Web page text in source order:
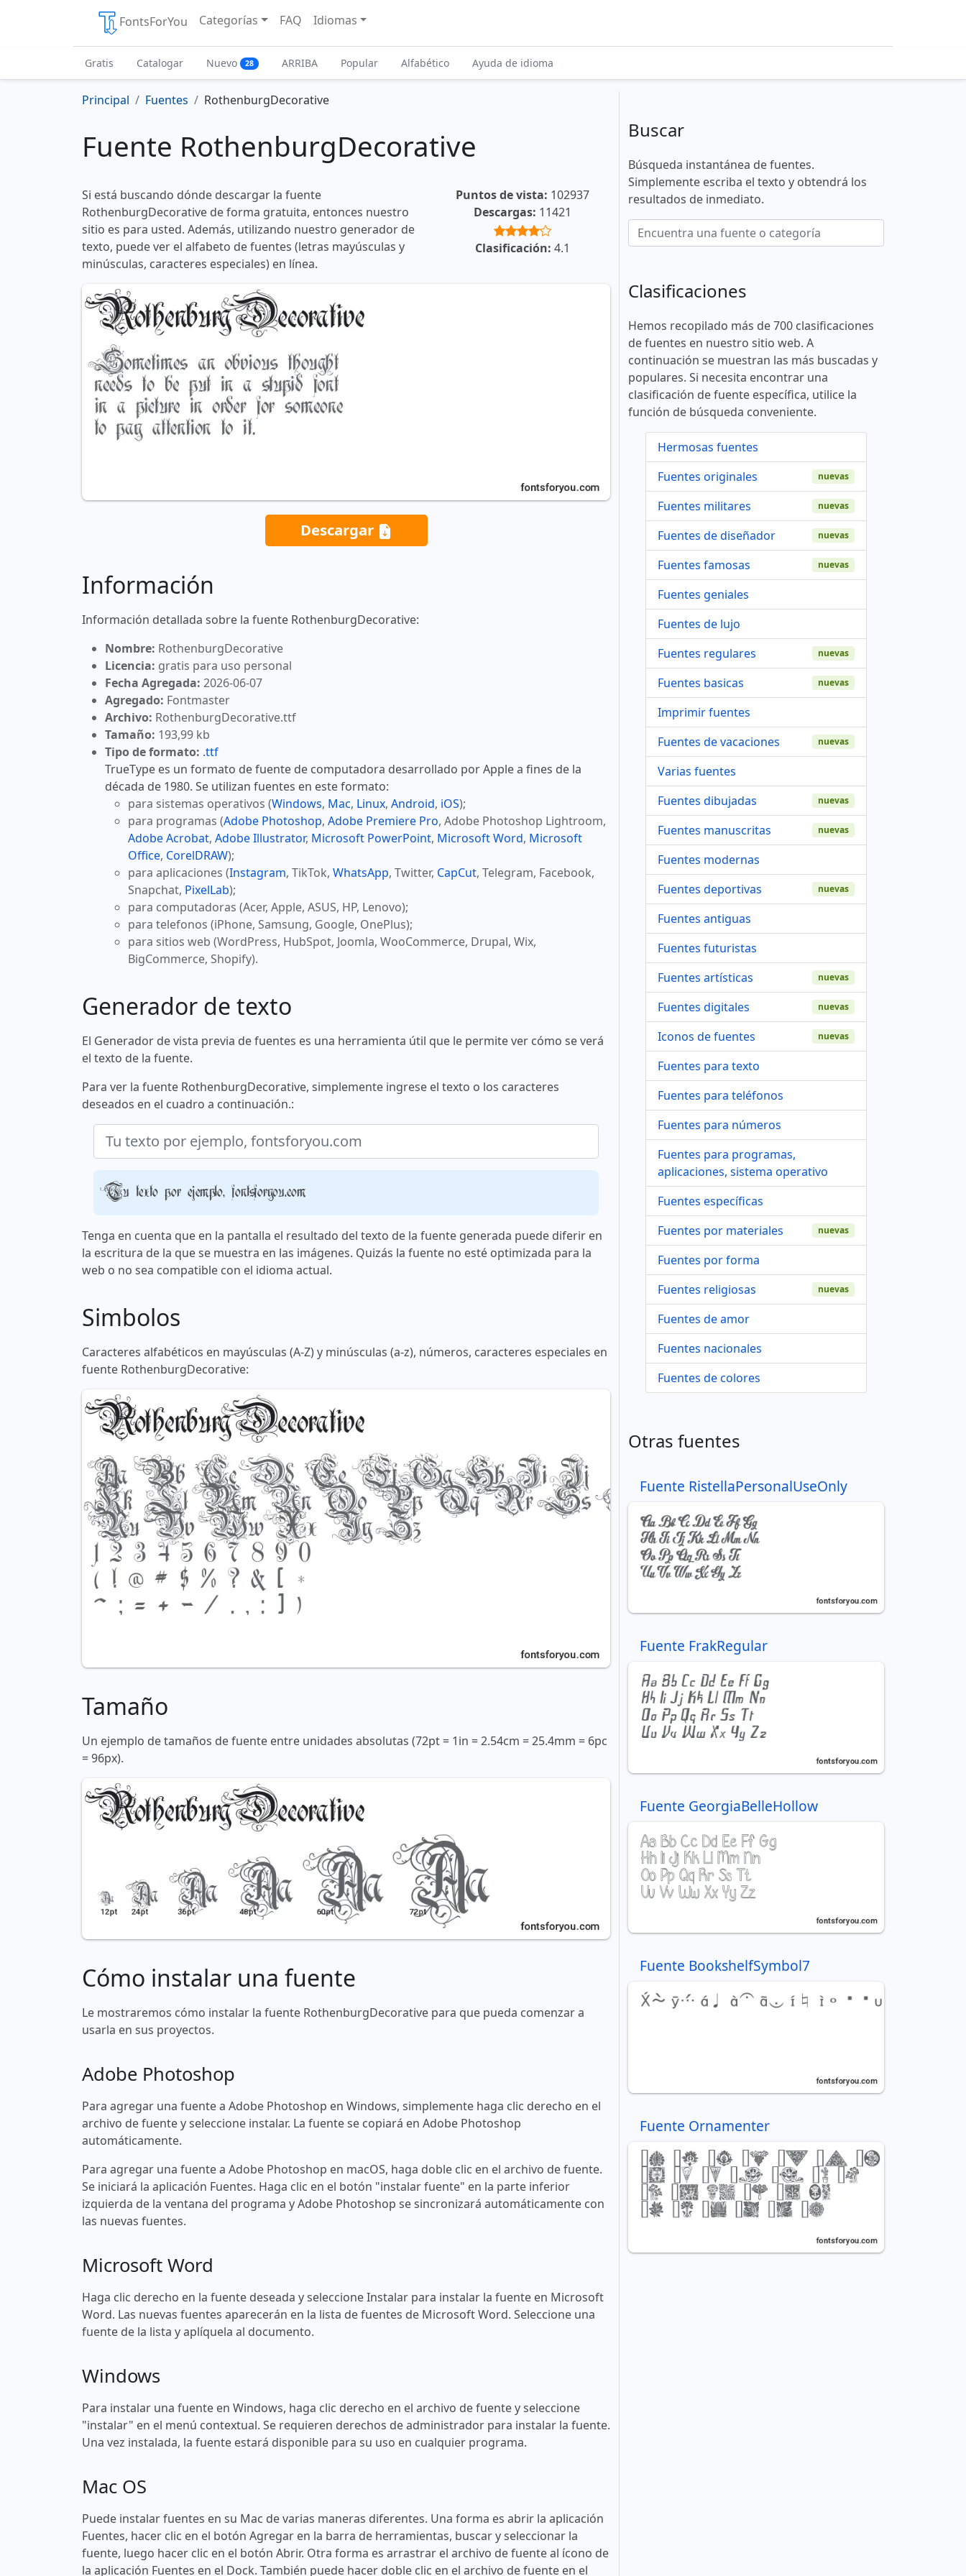
FontsForYou Categorías FAQ Idiomas
Gratis Catalogar Nuevo 28 ARRIBA Popular Alfabético Ayuda de idioma
Principal Fuentes RothenburgDecorative
Fuente RothenburgDecorative
Si está buscando dónde descargar la fuente
RothenburgDecorative de forma gratuita, entonces nuestro
sitio es para usted. Además, utilizando nuestro generador de
texto, puede ver el alfabeto de fuentes (letras mayúsculas y
minúsculas, caracteres especiales) en línea.
Puntos de vista: 102937
Descargas: 11421
Clasificación: 4.1
Descargar
Información
Información detallada sobre la fuente RothenburgDecorative:
Nombre: RothenburgDecorative
Licencia: gratis para uso personal
Fecha Agregada: 2026-06-07
Agregado: Fontmaster
Archivo: RothenburgDecorative.ttf
Tamaño: 193,99 kb
Tipo de formato: .ttf
TrueType es un formato de fuente de computadora desarrollado por Apple a fines de la
década de 1980. Se utilizan fuentes en este formato:
para sistemas operativos (Windows, Mac, Linux, Android, iOS);
para programas (Adobe Photoshop, Adobe Premiere Pro, Adobe Photoshop Lightroom,
Adobe Acrobat, Adobe Illustrator, Microsoft PowerPoint, Microsoft Word, Microsoft
Office, CorelDRAW);
para aplicaciones (Instagram, TikTok, WhatsApp, Twitter, CapCut, Telegram, Facebook,
Snapchat, PixelLab);
para computadoras (Acer, Apple, ASUS, HP, Lenovo);
para telefonos (iPhone, Samsung, Google, OnePlus);
para sitios web (WordPress, HubSpot, Joomla, WooCommerce, Drupal, Wix,
BigCommerce, Shopify).
Generador de texto
El Generador de vista previa de fuentes es una herramienta útil que le permite ver cómo se verá
el texto de la fuente.
Para ver la fuente RothenburgDecorative, simplemente ingrese el texto o los caracteres
deseados en el cuadro a continuación.:
Tu texto por ejemplo, fontsforyou.com
Tenga en cuenta que en la pantalla el resultado del texto de la fuente generada puede diferir en
la escritura de la que se muestra en las imágenes. Quizás la fuente no esté optimizada para la
web o no sea compatible con el idioma actual.
Simbolos
Caracteres alfabéticos en mayúsculas (A-Z) y minúsculas (a-z), números, caracteres especiales en
fuente RothenburgDecorative:
Tamaño
Un ejemplo de tamaños de fuente entre unidades absolutas (72pt = 1in = 2.54cm = 25.4mm = 6pc
= 96px).
Cómo instalar una fuente
Le mostraremos cómo instalar la fuente RothenburgDecorative para que pueda comenzar a
usarla en sus proyectos.
Adobe Photoshop
Para agregar una fuente a Adobe Photoshop en Windows, simplemente haga clic derecho en el
archivo de fuente y seleccione instalar. La fuente se copiará en Adobe Photoshop
automáticamente.
Para agregar una fuente a Adobe Photoshop en macOS, haga doble clic en el archivo de fuente.
Se iniciará la aplicación Fuentes. Haga clic en el botón "instalar fuente" en la parte inferior
izquierda de la ventana del programa y Adobe Photoshop se sincronizará automáticamente con
las nuevas fuentes.
Microsoft Word
Haga clic derecho en la fuente deseada y seleccione Instalar para instalar la fuente en Microsoft
Word. Las nuevas fuentes aparecerán en la lista de fuentes de Microsoft Word. Seleccione una
fuente de la lista y aplíquela al documento.
Windows
Para instalar una fuente en Windows, haga clic derecho en el archivo de fuente y seleccione
"instalar" en el menú contextual. Se requieren derechos de administrador para instalar la fuente.
Una vez instalada, la fuente estará disponible para su uso en cualquier programa.
Mac OS
Puede instalar fuentes en su Mac de varias maneras diferentes. Una forma es abrir la aplicación
Fuentes, hacer clic en el botón Agregar en la barra de herramientas, buscar y seleccionar la
fuente, luego hacer clic en el botón Abrir. Otra forma es arrastrar el archivo de fuente al ícono de
la aplicación Fuentes en el Dock. También puede hacer doble clic en el archivo de fuente en el
Buscar
Búsqueda instantánea de fuentes.
Simplemente escriba el texto y obtendrá los
resultados de inmediato.
Clasificaciones
Hemos recopilado más de 700 clasificaciones
de fuentes en nuestro sitio web. A
continuación se muestran las más buscadas y
populares. Si necesita encontrar una
clasificación de fuente específica, utilice la
función de búsqueda conveniente.
Hermosas fuentes
Fuentes originales
nuevas
Fuentes militares nuevas
Fuentes de diseñador nuevas
Fuentes famosas nuevas
Fuentes geniales
Fuentes de lujo
Fuentes regulares
nuevas
Fuentes basicas nuevas
Imprimir fuentes
Fuentes de vacaciones
nuevas
Varias fuentes
Fuentes dibujadas
nuevas
Fuentes manuscritas nuevas
Fuentes modernas
Fuentes deportivas
nuevas
Fuentes antiguas
Fuentes futuristas
Fuentes artísticas
nuevas
Fuentes digitales nuevas
Iconos de fuentes nuevas
Fuentes para texto
Fuentes para teléfonos
Fuentes para números
Fuentes para programas,
aplicaciones, sistema operativo
Fuentes específicas
Fuentes por materiales
nuevas
Fuentes por forma
Fuentes religiosas
nuevas
Fuentes de amor
Fuentes nacionales
Fuentes de colores
Otras fuentes
Fuente RistellaPersonalUseOnly
Fuente FrakRegular
Fuente GeorgiaBelleHollow
Fuente BookshelfSymbol7
Fuente Ornamenter